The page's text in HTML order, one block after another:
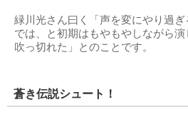
緑川光さん曰く「声を変にやり過
では、と初期はもやもやしながら
吹っ切れた」とのことです。
蒼き伝説シュート！